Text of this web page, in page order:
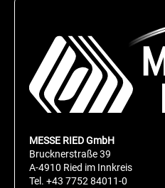
MESSE RIED GmbH
Brucknerstraße 39
A-4910 Ried im Innkreis
Tel. +43 7752 84011-0